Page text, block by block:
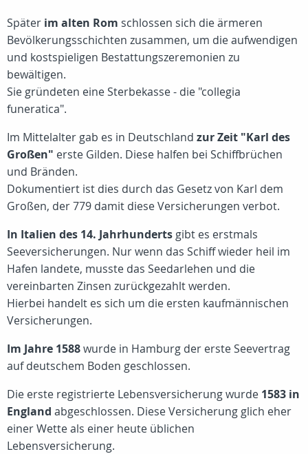
Später im alten Rom schlossen sich die ärmeren
Bevölkerungsschichten zusammen, um die aufwendigen
und kostspieligen Bestattungszeremonien zu
bewältigen.
Sie gründeten eine Sterbekasse - die "collegia
funeratica".
Im Mittelalter gab es in Deutschland zur Zeit "Karl des
Großen" erste Gilden. Diese halfen bei Schiffbrüchen
und Bränden.
Dokumentiert ist dies durch das Gesetz von Karl dem
Großen, der 779 damit diese Versicherungen verbot.
In Italien des 14. Jahrhunderts gibt es erstmals
Seeversicherungen. Nur wenn das Schiff wieder heil im
Hafen landete, musste das Seedarlehen und die
vereinbarten Zinsen zurückgezahlt werden.
Hierbei handelt es sich um die ersten kaufmännischen
Versicherungen.
Im Jahre 1588wurde in Hamburg der erste Seevertrag
auf deutschem Boden geschlossen.
Die erste registrierte Lebensversicherung wurde 1583 in
England abgeschlossen. Diese Versicherung glich eher
einer Wette als einer heute üblichen
Lebensversicherung.